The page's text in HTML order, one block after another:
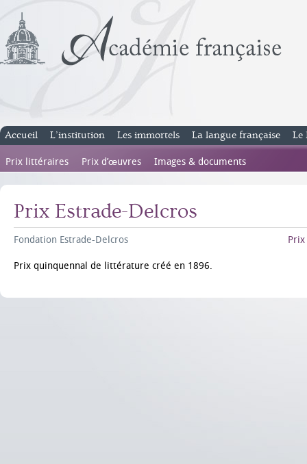
Accueil L’institution Les immortels La langue française Le
Prix littéraires Prix d’œuvres Images & documents
Prix Estrade-Delcros
Fondation Estrade-Delcros
Prix quinquennal de littérature créé en 1896.